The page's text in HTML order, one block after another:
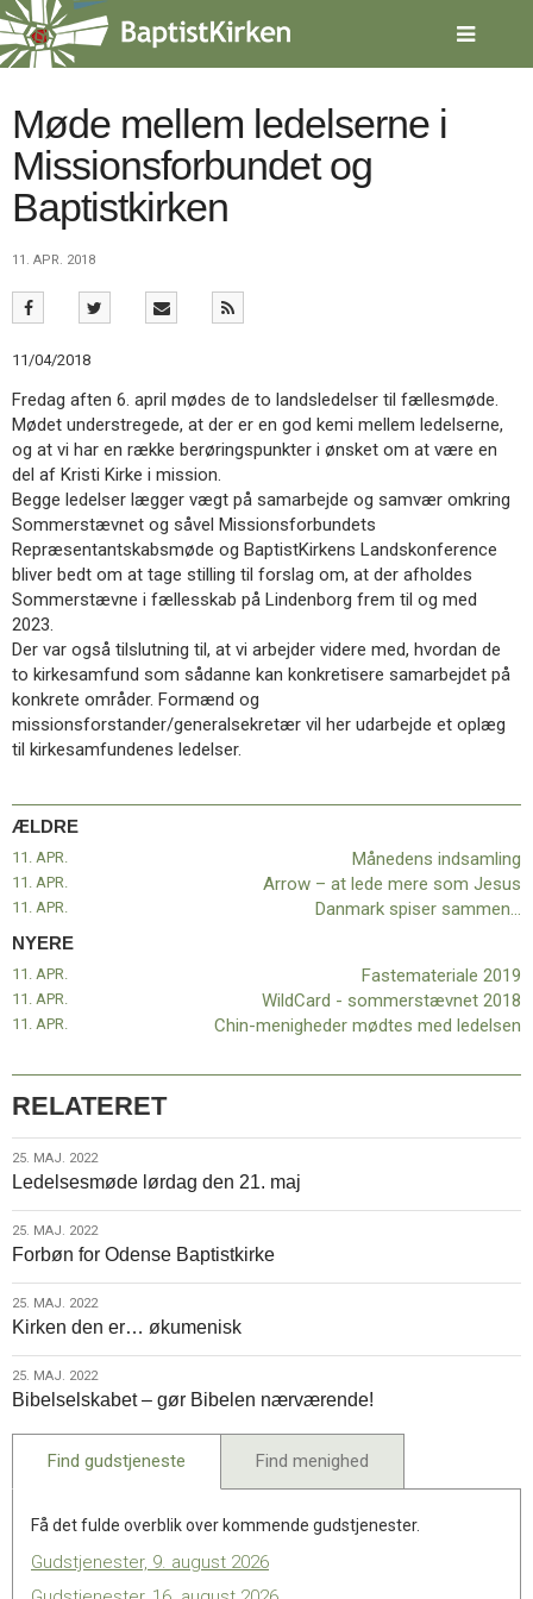
Spring
menu
over
gå
indholdVend
tilbage
forsiden
1.0:
Forside
Kalender
5.0:
Værktøjskassen
7.0:
Om
BaptistKirken
8.0:
Kontakt
9.0:
Forside
10.0:
Nyheder
11.0:
Kalender
12.0:
Inspiration
13.0:
Værktøjskassen
14.0:
Mission
15.0:
Om
BaptistKirken
16.0:
Kontakt
Næste
indlæg:
2019Forrige
indlæg:
Månedens
indsamling
Møde mellem ledelserne i
Missionsforbundet og
Baptistkirken
11. APR. 2018
11/04/2018
Fredag aften 6. april mødes de to landsledelser til fællesmøde.
Mødet understregede, at der er en god kemi mellem ledelserne,
og at vi har en række berøringspunkter i ønsket om at være en
del af Kristi Kirke i mission.
Begge ledelser lægger vægt på samarbejde og samvær omkring
Sommerstævnet og såvel Missionsforbundets
Repræsentantskabsmøde og BaptistKirkens Landskonference
bliver bedt om at tage stilling til forslag om, at der afholdes
Sommerstævne i fællesskab på Lindenborg frem til og med
2023.
Der var også tilslutning til, at vi arbejder videre med, hvordan de
to kirkesamfund som sådanne kan konkretisere samarbejdet på
konkrete områder. Formænd og
missionsforstander/generalsekretær vil her udarbejde et oplæg
til kirkesamfundenes ledelser.
ÆLDRE
11. APR. Månedens indsamling
11. APR. Arrow – at lede mere som Jesus
11. APR. Danmark spiser sammen…
NYERE
Fastemateriale 2019
11. APR.
WildCard - sommerstævnet 2018
11. APR.
Chin-menigheder mødtes med ledelsen
11. APR.
RELATERET
25.
maj.
2022
25. MAJ. 2022
Ledelsesmøde lørdag den 21. maj
25.
maj.
2022
25. MAJ. 2022
Forbøn for Odense Baptistkirke
25.
maj.
2022
25. MAJ. 2022
Kirken den er… økumenisk
25.
maj.
2022
25. MAJ. 2022
Bibelselskabet – gør Bibelen nærværende!
Find gudstjeneste Find menighed
Få det fulde overblik over kommende gudstjenester.
Gudstjenester, 9. august 2026